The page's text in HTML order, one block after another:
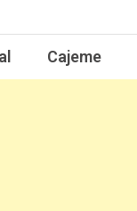
Cajeme